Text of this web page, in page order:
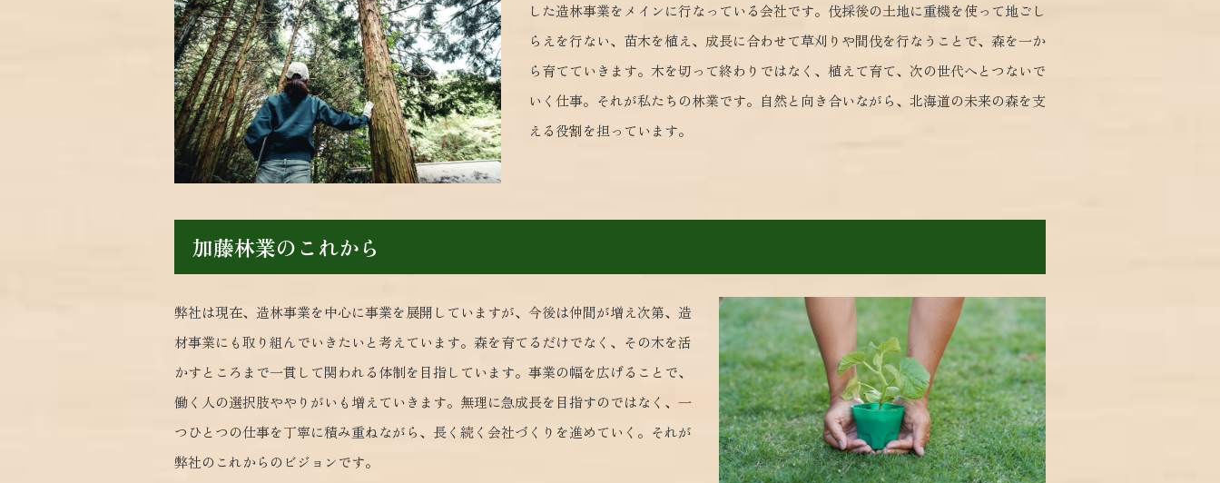
した造林事業をメインに行なっている会社です。伐採後の土地に重機を使って地ごし
らえを行ない、苗木を植え、成長に合わせて草刈りや間伐を行なうことで、森を一か
ら育てていきます。木を切って終わりではなく、植えて育て、次の世代へとつないで
いく仕事。それが私たちの林業です。自然と向き合いながら、北海道の未来の森を支
える役割を担っています。
加藤林業のこれから
弊社は現在、造林事業を中心に事業を展開していますが、今後は仲間が増え次第、造
材事業にも取り組んでいきたいと考えています。森を育てるだけでなく、その木を活
かすところまで一貫して関われる体制を目指しています。事業の幅を広げることで、
働く人の選択肢ややりがいも増えていきます。無理に急成長を目指すのではなく、一
つひとつの仕事を丁寧に積み重ねながら、長く続く会社づくりを進めていく。それが
弊社のこれからのビジョンです。